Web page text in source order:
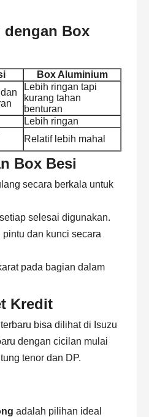
dengan Box
Box Aluminium
Lebih ringan tapi
kurang tahan
benturan
Lebih ringan
Relatif lebih mahal
Box Besi
secara berkala untuk
selesai digunakan.
dan kunci secara
pada bagian dalam
Kredit
bisa dilihat di Isuzu
dengan cicilan mulai
tenor dan DP.
adalah pilihan ideal